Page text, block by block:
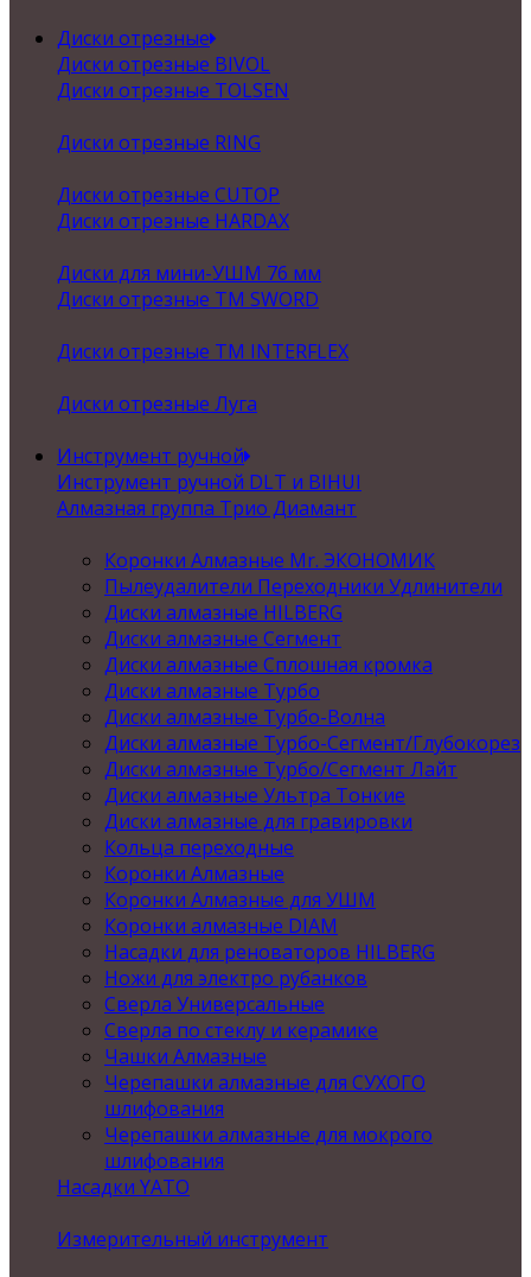
Диски отрезные
Диски отрезные BIVOL
Диски отрезные TOLSEN
Диски отрезные RING
Диски отрезные CUTOP
Диски отрезные HARDAX
Диски для мини-УШМ 76 мм
Диски отрезные ТМ SWORD
Диски отрезные ТМ INTERFLEX
Диски отрезные Луга
Инструмент ручной
Инструмент ручной DLT и BIHUI
Алмазная группа Трио Диамант
Коронки Алмазные Mr. ЭКОНОМИК
Пылеудалители Переходники Удлинители
Диски алмазные HILBERG
Диски алмазные Сегмент
Диски алмазные Сплошная кромка
Диски алмазные Турбо
Диски алмазные Турбо-Волна
Диски алмазные Турбо-Сегмент/Глубокорез
Диски алмазные Турбо/Сегмент Лайт
Диски алмазные Ультра Тонкие
Диски алмазные для гравировки
Кольца переходные
Коронки Алмазные
Коронки Алмазные для УШМ
Коронки алмазные DIAM
Насадки для реноваторов HILBERG
Ножи для электро рубанков
Сверла Универсальные
Сверла по стеклу и керамике
Чашки Алмазные
Черепашки алмазные для СУХОГО
шлифования
Черепашки алмазные для мокрого
шлифования
Насадки YATO
Измерительный инструмент